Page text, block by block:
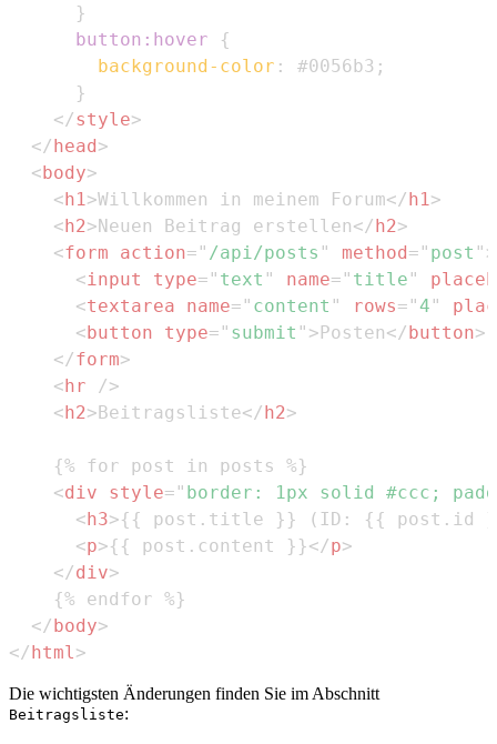
}
button :hover
{
background-color : #0056b3 ;
}
</style>
</head>
<body>
<h1>Willkommen in meinem Forum</h1>
<h2>Neuen Beitrag erstellen</h2>
<form action= " /api/posts " method= " post " >
<input type= " text " name= " title "
<textarea name= " content " rows= "4 "
<button type= " submit " >Posten</button>
</form>
<hr
/>
<h2>Beitragsliste</h2>
<div style= " border : 1px solid #ccc ;
<h3>{{ post.title }} (ID: {{ post.id
<p>{{ post.content }}</p>
</div>
</body>
</html>
Die wichtigsten Änderungen finden Sie im Abschnitt
Beitragsliste: